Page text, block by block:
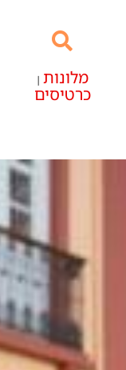
מלונות|
כרטיסים